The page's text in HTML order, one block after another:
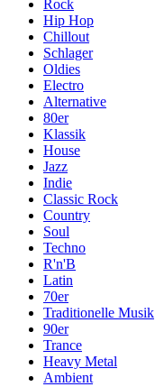
Rock
Hip Hop
Chillout
Schlager
Oldies
Electro
Alternative
80er
Klassik
House
Jazz
Indie
Classic Rock
Country
Soul
Techno
R'n'B
Latin
70er
Traditionelle Musik
90er
Trance
Heavy Metal
Ambient